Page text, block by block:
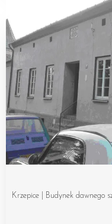
Krzepice | Budynek dawnego